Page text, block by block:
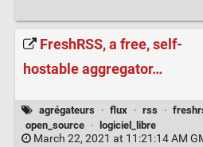
FreshRSS, a free, self-
hostable aggregator…
agrégateurs · flux · rss ·
open_source
· logiciel_libre
March 22, 2021 at 11:21:14 AM